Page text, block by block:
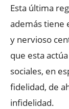
Esta última
además tiene
y nervioso
que esta
sociales, en
fidelidad, de
infidelidad.